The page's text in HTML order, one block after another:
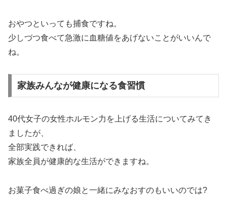
おやつといっても捕食ですね。
少しづつ食べて急激に血糖値をあげないことがいいんで
ね。
家族みんなが健康になる食習慣
40代女子の女性ホルモン力を上げる生活についてみてき
ましたが、
全部実践できれば、
家族全員が健康的な生活ができますね。
お菓子食べ過ぎの娘と一緒にみなおすのもいいのでは?